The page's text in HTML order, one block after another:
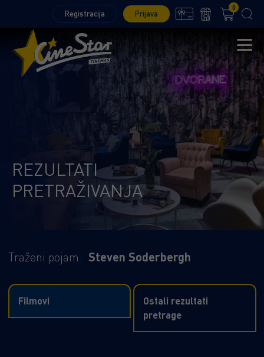
Registracija Prijava
0
REZULTATI
PRETRAŽIVANJA
Traženi pojam: Steven Soderbergh
Filmovi
Ostali rezultati
pretrage